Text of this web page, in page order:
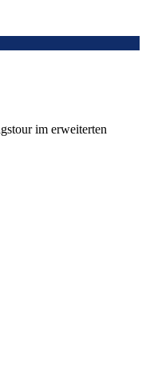
im erweiterten